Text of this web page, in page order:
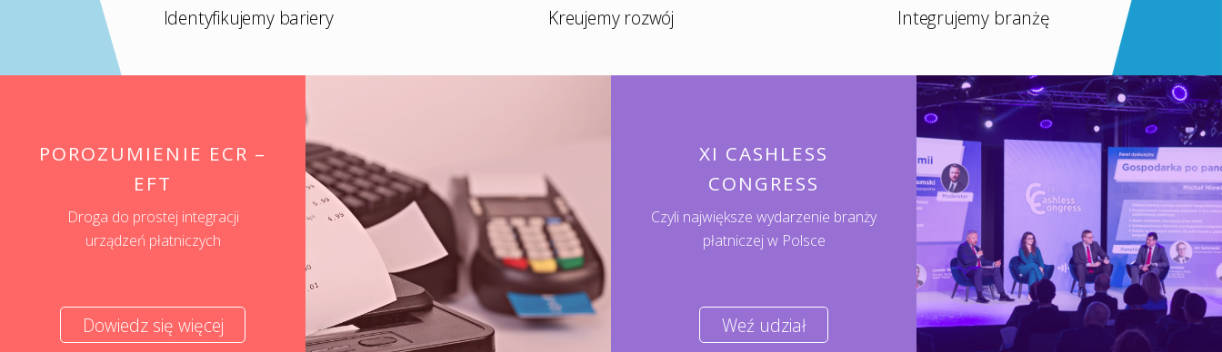
Identyfikujemy bariery Kreujemy rozwój Integrujemy branżę
POROZUMIENIE ECR –
EFT
Droga do prostej integracji
urządzeń płatniczych
Dowiedz się więcej
XI CASHLESS
CONGRESS
Czyli największe wydarzenie branży
płatniczej w Polsce
Weź udział